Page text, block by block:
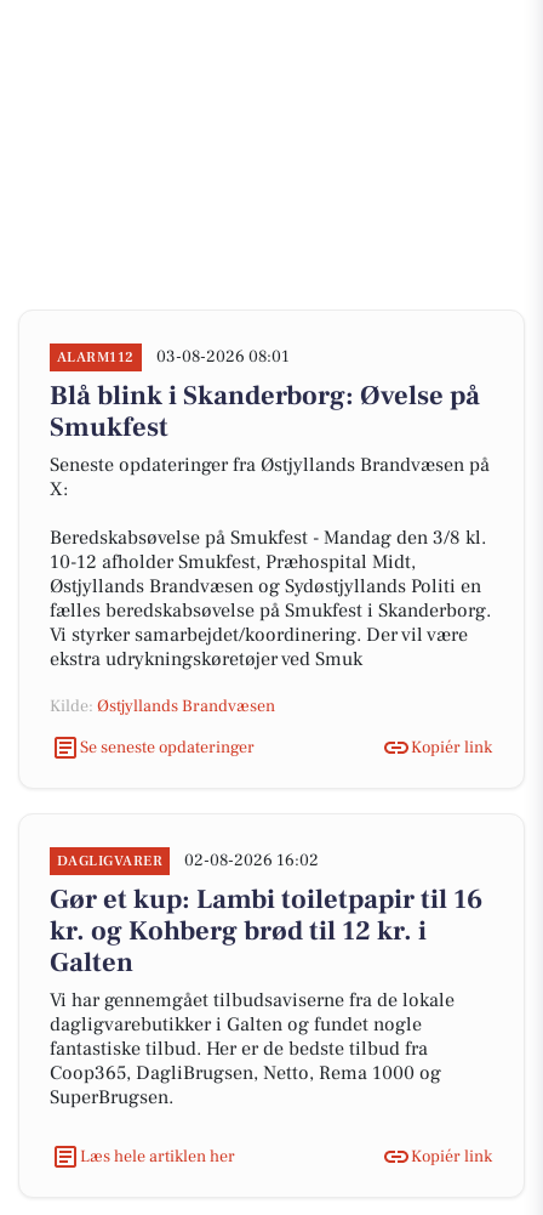
ALARM112 03-08-2026 08:01
Blå blink i Skanderborg: Øvelse på
Smukfest
Seneste opdateringer fra Østjyllands Brandvæsen på
X:
Beredskabsøvelse på Smukfest - Mandag den 3/8 kl.
10-12 afholder Smukfest, Præhospital Midt,
Østjyllands Brandvæsen og Sydøstjyllands Politi en
fælles beredskabsøvelse på Smukfest i Skanderborg.
Vi styrker samarbejdet/koordinering. Der vil være
ekstra udrykningskøretøjer ved Smuk
Kilde: Østjyllands Brandvæsen
Se seneste opdateringer
Kopiér link
DAGLIGVARER 02-08-2026 16:02
Gør et kup: Lambi toiletpapir til 16
kr. og Kohberg brød til 12 kr. i
Galten
Vi har gennemgået tilbudsaviserne fra de lokale
dagligvarebutikker i Galten og fundet nogle
fantastiske tilbud. Her er de bedste tilbud fra
Coop365, DagliBrugsen, Netto, Rema 1000 og
SuperBrugsen.
Læs hele artiklen her Kopiér link